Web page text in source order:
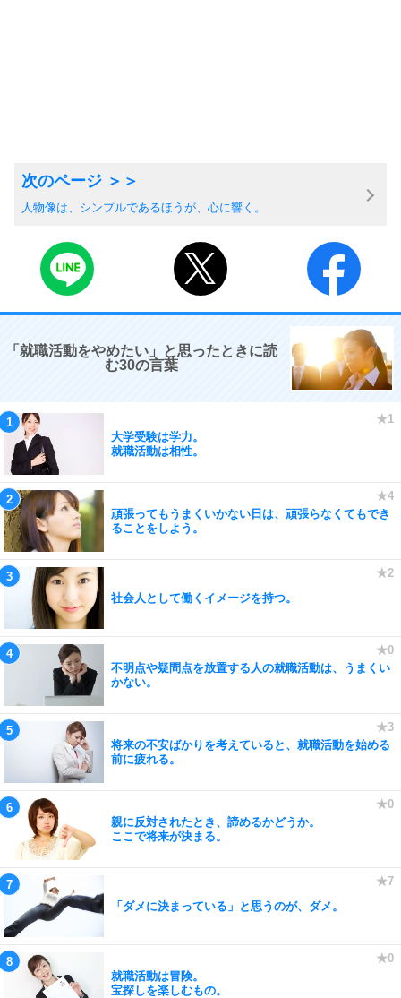
人物像は、シンプルであるほうが、心に響く。
「就職活動をやめたい」と思ったときに読
む30の言葉
大学受験は学力。
就職活動は相性。
頑張ってもうまくいかない日は、頑張らなくてもでき
ることをしよう。
社会人として働くイメージを持つ。
不明点や疑問点を放置する人の就職活動は、うまくい
かない。
将来の不安ばかりを考えていると、就職活動を始める
前に疲れる。
親に反対されたとき、諦めるかどうか。
ここで将来が決まる。
「ダメに決まっている」と思うのが、ダメ。
就職活動は冒険。
宝探しを楽しむもの。